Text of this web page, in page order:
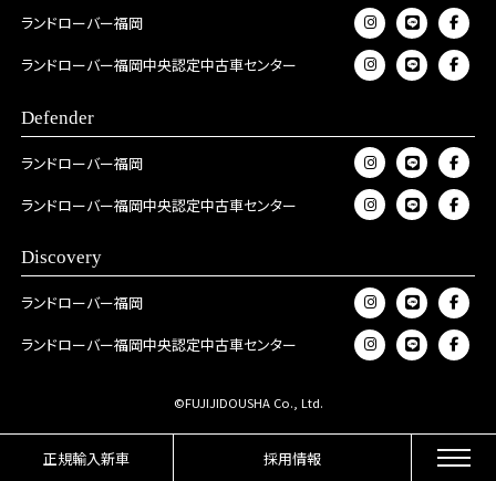
正規輸入新車 採用情報
ランドローバー福岡
ランドローバー福岡中央認定中古車センター
Defender
ランドローバー福岡
ランドローバー福岡中央認定中古車センター
Discovery
ランドローバー福岡
ランドローバー福岡中央認定中古車センター
©FUJIJIDOUSHA Co., Ltd.